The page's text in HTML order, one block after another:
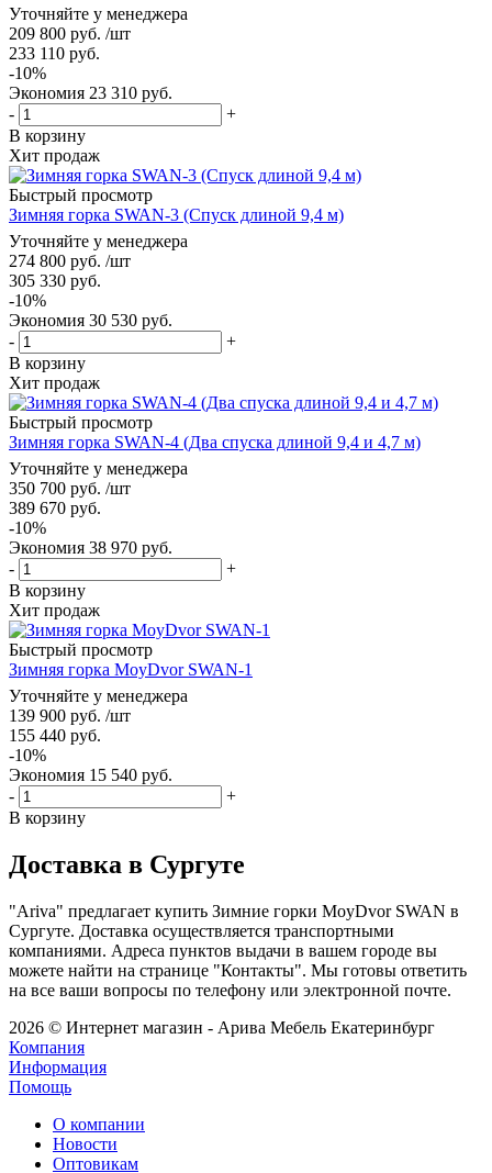
Уточняйте у менеджера
209 800 руб. /шт
233 110 руб.
-10%
Экономия 23 310 руб.
-
+
В корзину
Хит продаж
Быстрый просмотр
Зимняя горка SWAN-3 (Спуск длиной 9,4 м)
Уточняйте у менеджера
274 800 руб. /шт
305 330 руб.
-10%
Экономия 30 530 руб.
-
+
В корзину
Хит продаж
Быстрый просмотр
Зимняя горка SWAN-4 (Два спуска длиной 9,4 и 4,7 м)
Уточняйте у менеджера
350 700 руб. /шт
389 670 руб.
-10%
Экономия 38 970 руб.
-
+
В корзину
Хит продаж
Быстрый просмотр
Зимняя горка MoyDvor SWAN-1
Уточняйте у менеджера
139 900 руб. /шт
155 440 руб.
-10%
Экономия 15 540 руб.
-
+
В корзину
Доставка в Сургуте
"Ariva" предлагает купить Зимние горки MoyDvor SWAN в
Сургуте. Доставка осуществляется транспортными
компаниями. Адреса пунктов выдачи в вашем городе вы
можете найти на странице "Контакты". Мы готовы ответить
на все ваши вопросы по телефону или электронной почте.
2026 © Интернет магазин - Арива Мебель Екатеринбург
Компания
Информация
Помощь
О компании
Новости
Оптовикам